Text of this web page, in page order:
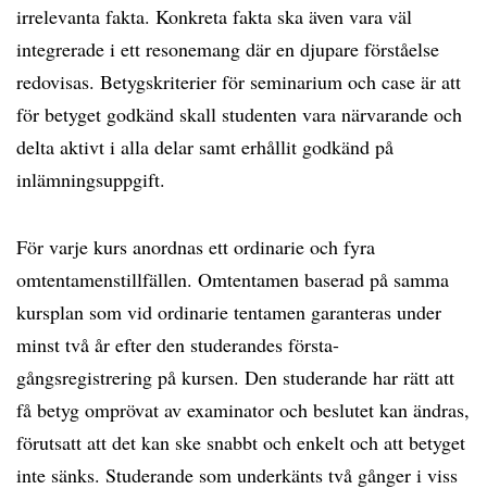
irrelevanta fakta. Konkreta fakta ska även vara väl
integrerade i ett resonemang där en djupare förståelse
redovisas. Betygskriterier för seminarium och case är att
för betyget godkänd skall studenten vara närvarande och
delta aktivt i alla delar samt erhållit godkänd på
inlämningsuppgift.
För varje kurs anordnas ett ordinarie och fyra
omtentamenstillfällen. Omtentamen baserad på samma
kursplan som vid ordinarie tentamen garanteras under
minst två år efter den studerandes första-
gångsregistrering på kursen. Den studerande har rätt att
få betyg omprövat av examinator och beslutet kan ändras,
förutsatt att det kan ske snabbt och enkelt och att betyget
inte sänks. Studerande som underkänts två gånger i viss